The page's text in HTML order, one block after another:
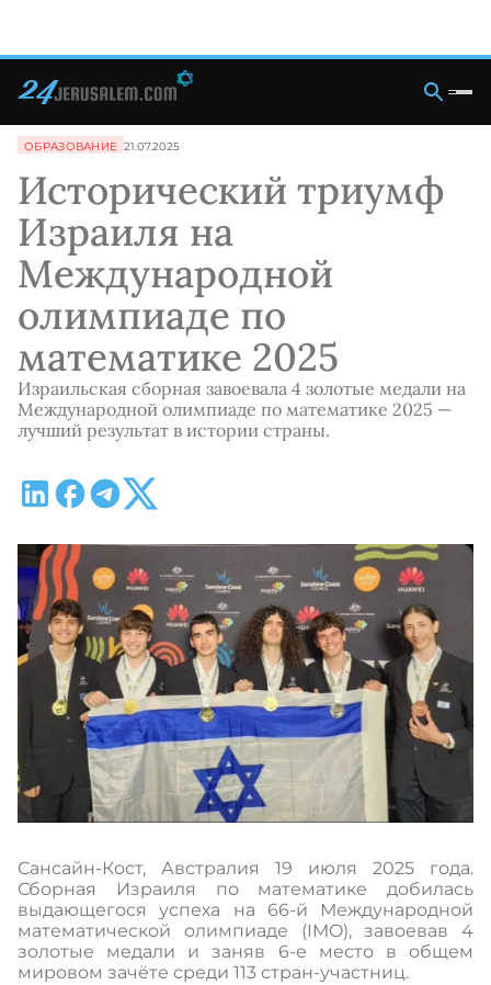
ОБРАЗОВАНИЕ 21.07.2025
Исторический триумф
Израиля на
Международной
олимпиаде по
математике 2025
Израильская сборная завоевала 4 золотые медали на
Международной олимпиаде по математике 2025 —
лучший результат в истории страны.
Сансайн-Кост, Австралия 19 июля 2025 года.
Сборная Израиля по математике добилась
выдающегося успеха на 66-й Международной
математической олимпиаде (IMO), завоевав 4
золотые медали и заняв 6-е место в общем
мировом зачёте среди 113 стран-участниц.